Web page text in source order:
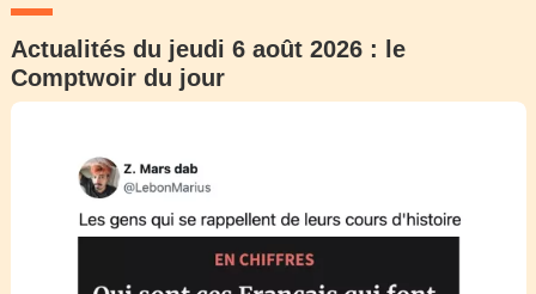
Actualités du jeudi 6 août 2026 : le
Comptwoir du jour